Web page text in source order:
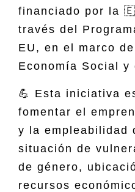
financiado por la
través del
EU, en el marco
Economía Social y
💪 Esta iniciativa
fomentar el
y la empleabilidad
situación de
de género,
recursos